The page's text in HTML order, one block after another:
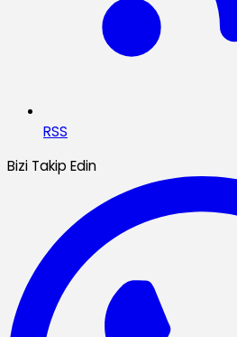
RSS
Bizi Takip Edin